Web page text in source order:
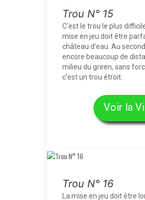
Trou N° 15
C’est le trou le plus
mise en jeu doit être
château d’eau. Au
encore beaucoup de
milieu du green, sans
c’est un trou étroit.
Voir la
Trou N° 16
La mise en jeu doit être